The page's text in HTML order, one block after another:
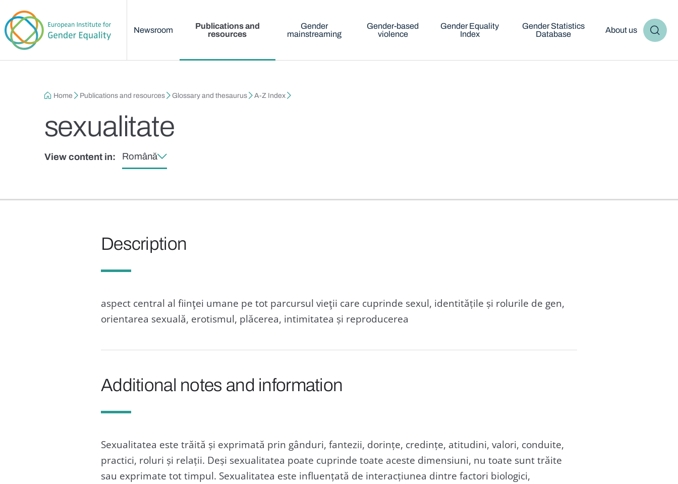
Newsroom
Publications and
resources
Gender
mainstreaming
Gender-based
violence
Gender Equality
Index
Gender Statistics
Database
About us
Breadcrumb
Home Publications and resources Glossary and thesaurus A-Z Index
sexualitate
View content in: Română
Description
aspect central al fiinţei umane pe tot parcursul vieţii care cuprinde sexul, identitățile și rolurile de gen,
orientarea sexuală, erotismul, plăcerea, intimitatea și reproducerea
Additional notes and information
Sexualitatea este trăită și exprimată prin gânduri, fantezii, dorințe, credințe, atitudini, valori, conduite,
practici, roluri și relații. Deși sexualitatea poate cuprinde toate aceste dimensiuni, nu toate sunt trăite
sau exprimate tot timpul. Sexualitatea este influențată de interacțiunea dintre factori biologici,